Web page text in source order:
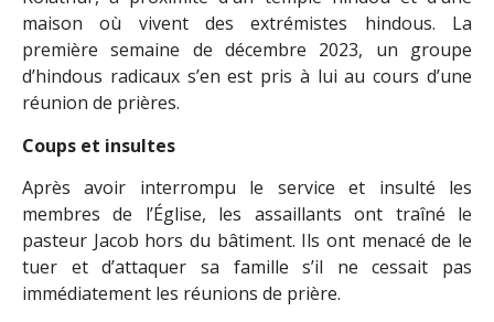
maison où vivent des extrémistes hindous. La
première semaine de décembre 2023, un groupe
d’hindous radicaux s’en est pris à lui au cours d’une
réunion de prières.
Coups et insultes
Après avoir interrompu le service et insulté les
membres de l’Église, les assaillants ont traîné le
pasteur Jacob hors du bâtiment. Ils ont menacé de le
tuer et d’attaquer sa famille s’il ne cessait pas
immédiatement les réunions de prière.